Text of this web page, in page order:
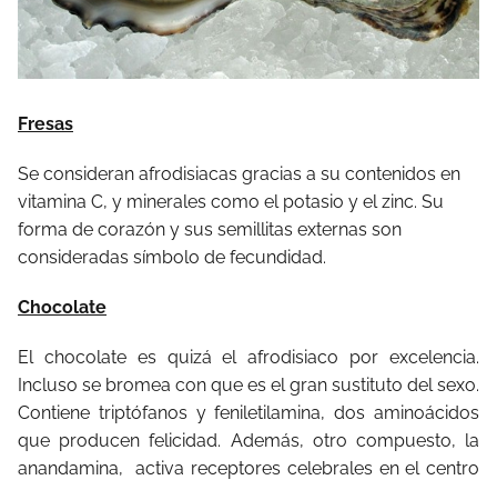
Fresas
Se consideran afrodisiacas gracias a su contenidos en
vitamina C, y minerales como el potasio y el zinc. Su
forma de corazón y sus semillitas externas son
consideradas símbolo de fecundidad.
Chocolate
El chocolate es quizá el afrodisiaco por excelencia.
Incluso se bromea con que es el gran sustituto del sexo.
Contiene triptófanos y feniletilamina, dos aminoácidos
que producen felicidad. Además, otro compuesto, la
anandamina,
activa receptores celebrales en el centro